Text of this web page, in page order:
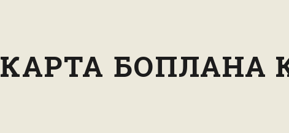
КАРТА БОПЛАНА